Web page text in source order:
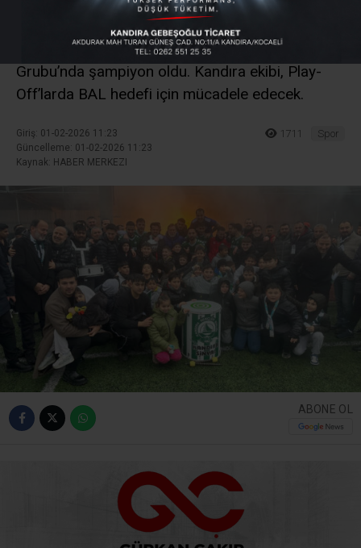
Hisareynspor’u uzatma dakikalarında 2-1 mağlup
eden Kandıra Gençlerbirliği Belediyespor, B
Grubu’nda şampiyon oldu. Kandıra ekibi, Play-
Off’larda BAL hedefi için mücadele edecek.
Giriş: 01-02-2026 11:23
Güncelleme: 01-02-2026 11:23
Kaynak: HABER MERKEZI
1711 Spor
ABONE OL